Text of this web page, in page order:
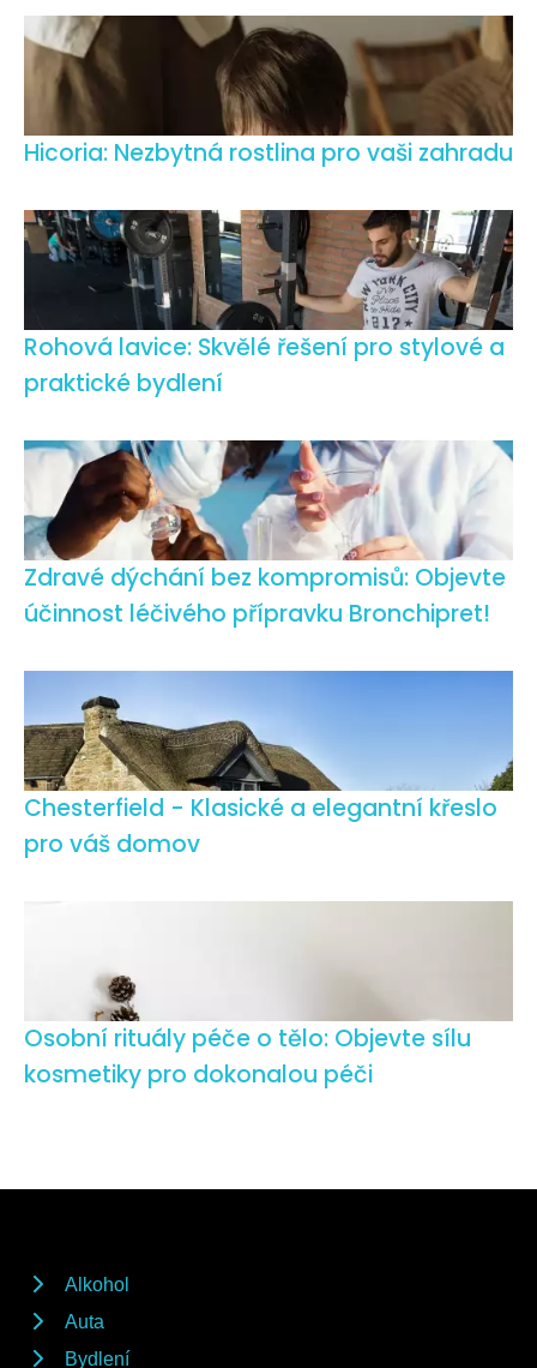
Hicoria: Nezbytná rostlina pro vaši zahradu
Rohová lavice: Skvělé řešení pro stylové a
praktické bydlení
Zdravé dýchání bez kompromisů: Objevte
účinnost léčivého přípravku Bronchipret!
Chesterfield - Klasické a elegantní křeslo
pro váš domov
Osobní rituály péče o tělo: Objevte sílu
kosmetiky pro dokonalou péči
Alkohol
Auta
Bydlení